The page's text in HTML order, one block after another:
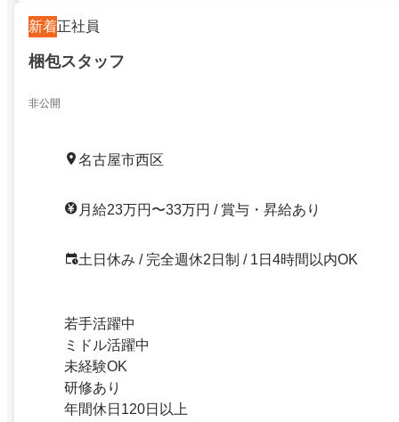
新着正社員
梱包スタッフ
非公開
名古屋市西区
月給23万円〜33万円 / 賞与・昇給あり
土日休み / 完全週休2日制 / 1日4時間以内OK
若手活躍中
ミドル活躍中
未経験OK
研修あり
年間休日120日以上